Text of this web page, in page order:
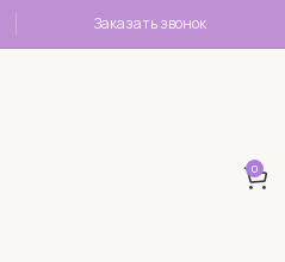
Заказать звонок
0